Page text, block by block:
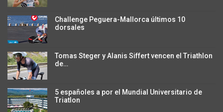
Challenge Peguera-Mallorca últimos 10
dorsales
Tomas Steger y Alanis Siffert vencen el Triathlon
de…
5 españoles a por el Mundial Universitario de
Triatlon